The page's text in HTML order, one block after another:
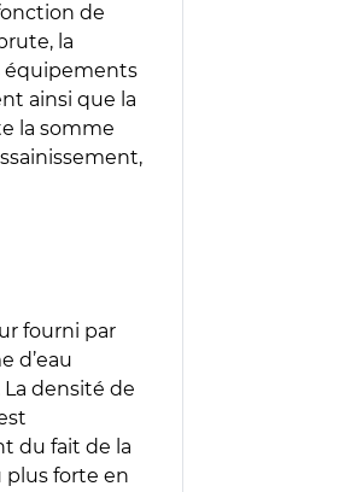
de
la
équipements
ainsi que la
la somme
fourni par
d’eau
densité de
du fait de la
plus forte en